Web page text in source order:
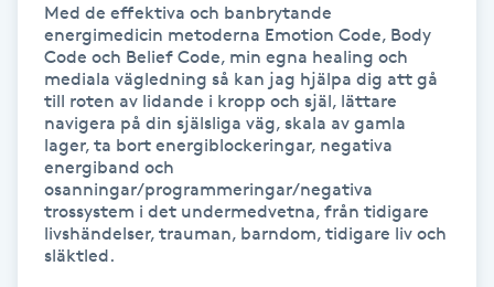
Idrottsmassage
IPL hårborttagning
IR-massage
Med de effektiva och banbrytande
energimedicin metoderna Emotion Code, Body
Code och Belief Code, min egna healing och
mediala vägledning så kan jag hjälpa dig att gå
till roten av lidande i kropp och själ, lättare
navigera på din själsliga väg, skala av gamla
lager, ta bort energiblockeringar, negativa
energiband och
osanningar/programmeringar/negativa
trossystem i det undermedvetna, från tidigare
livshändelser, trauman, barndom, tidigare liv och
släktled.